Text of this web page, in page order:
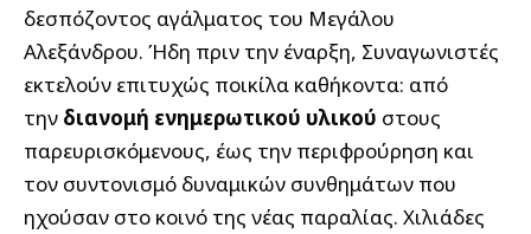
δεσπόζοντος αγάλματος του Μεγάλου
Αλεξάνδρου. Ήδη πριν την έναρξη, Συναγωνιστές
εκτελούν επιτυχώς ποικίλα καθήκοντα: από
την διανομή ενημερωτικού υλικού στους
παρευρισκόμενους, έως την περιφρούρηση και
τον συντονισμό δυναμικών συνθημάτων που
ηχούσαν στο κοινό της νέας παραλίας. Χιλιάδες